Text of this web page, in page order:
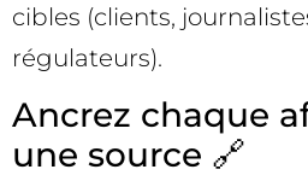
cibles (clients,
régulateurs).
Ancrez chaque
une source 🔗